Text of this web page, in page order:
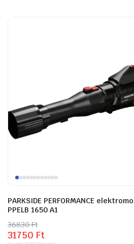
PARKSIDE PERFORMANCE
PPELB 1650 A1
36830Ft
Original
price
31750 Ft
Current
price